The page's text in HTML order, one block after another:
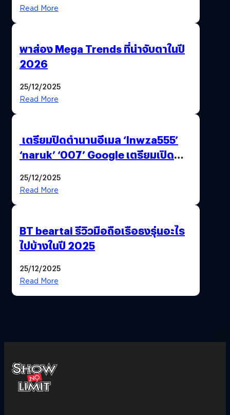
Read More
พาส่อง Mega Trends ที่น่าจับตาในปี
2026
25/12/2025
Read More
เตรียมปิดตำนานอีเมล ‘lnwza555’
‘naruk’ ‘007’ Google เตรียมเปิด
25/12/2025
Read More
BT beartai รีวิวมือถือเรือธงรุ่นอะไร
ไปบ้างในปี 2025
25/12/2025
Read More